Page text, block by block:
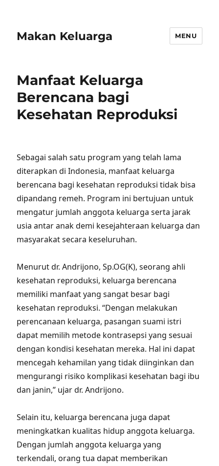
Makan Keluarga MENU
Manfaat Keluarga
Berencana bagi
Kesehatan Reproduksi
Sebagai salah satu program yang telah lama
diterapkan di Indonesia, manfaat keluarga
berencana bagi kesehatan reproduksi tidak bisa
dipandang remeh. Program ini bertujuan untuk
mengatur jumlah anggota keluarga serta jarak
usia antar anak demi kesejahteraan keluarga dan
masyarakat secara keseluruhan.
Menurut dr. Andrijono, Sp.OG(K), seorang ahli
kesehatan reproduksi, keluarga berencana
memiliki manfaat yang sangat besar bagi
kesehatan reproduksi. “Dengan melakukan
perencanaan keluarga, pasangan suami istri
dapat memilih metode kontrasepsi yang sesuai
dengan kondisi kesehatan mereka. Hal ini dapat
mencegah kehamilan yang tidak diinginkan dan
mengurangi risiko komplikasi kesehatan bagi ibu
dan janin,” ujar dr. Andrijono.
Selain itu, keluarga berencana juga dapat
meningkatkan kualitas hidup anggota keluarga.
Dengan jumlah anggota keluarga yang
terkendali, orang tua dapat memberikan